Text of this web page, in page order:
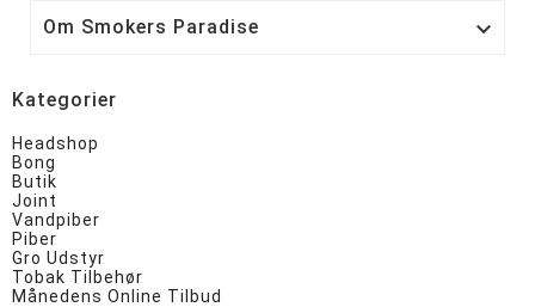
Om Smokers Paradise 
Kategorier
Headshop
Bong
Butik
Joint
Vandpiber
Piber
Gro Udstyr
Tobak Tilbehør
Månedens Online Tilbud